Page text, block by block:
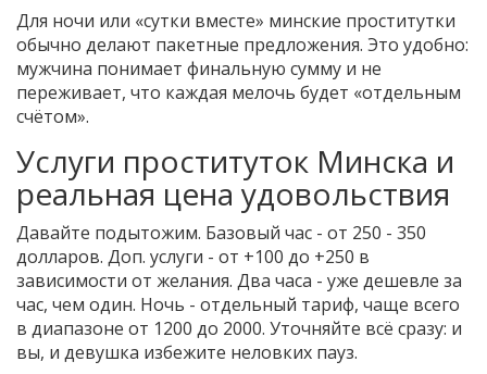
Для ночи или «сутки вместе» минские проститутки
обычно делают пакетные предложения. Это удобно:
мужчина понимает финальную сумму и не
переживает, что каждая мелочь будет «отдельным
счётом».
Услуги проституток Минска и
реальная цена удовольствия
Давайте подытожим. Базовый час - от 250 - 350
долларов. Доп. услуги - от +100 до +250 в
зависимости от желания. Два часа - уже дешевле за
час, чем один. Ночь - отдельный тариф, чаще всего
в диапазоне от 1200 до 2000. Уточняйте всё сразу: и
вы, и девушка избежите неловких пауз.